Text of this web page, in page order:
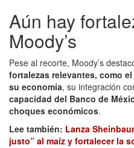
Aún hay
Moody’s
Pese al recorte, Moody’s
fortalezas relevantes, como
su economía, su integración
capacidad del Banco de
choques económicos.
Lee también: Lanza
justo” al maíz y fortalecer la